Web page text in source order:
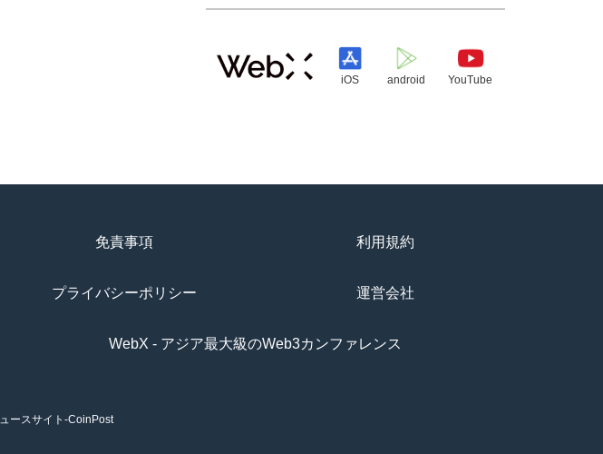
iOS android YouTube
免責事項 利用規約
プライバシーポリシー 運営会社
WebX - アジア最大級のWeb3カンファレンス
ースサイト-CoinPost